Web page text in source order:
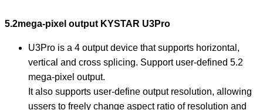
5.2mega-pixel output KYSTAR U3Pro
U3Pro is a 4 output device that supports horizontal,
vertical and cross splicing. Support user-defined 5.2
mega-pixel output.
It also supports user-define output resolution, allowing
ussers to freely change aspect ratio of resolution and